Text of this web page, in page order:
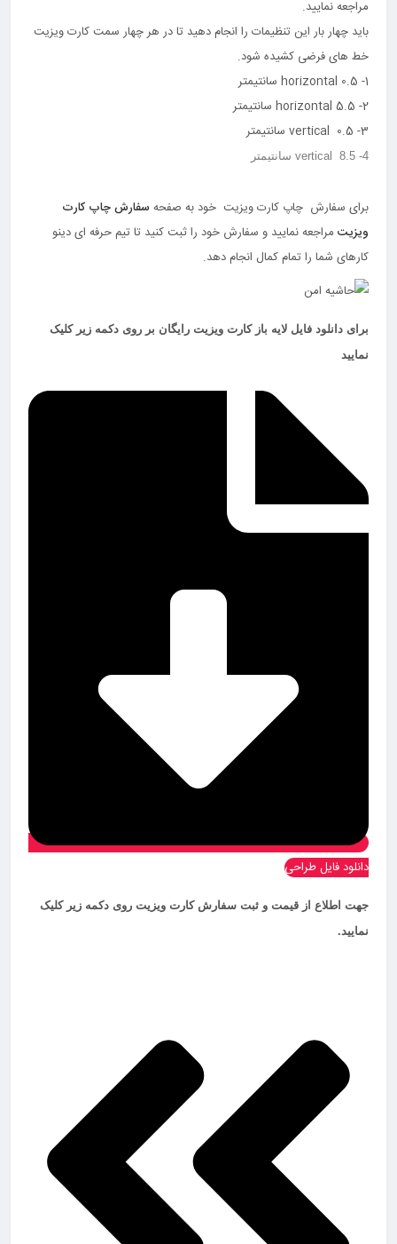
مراجعه نمایید.
باید چهار بار این تنظیمات را انجام دهید تا در هر چهار سمت کارت ویزیت
خط های فرضی کشیده شود.
1- horizontal 0.5 سانتیمتر
2- horizontal 5.5 سانتیمتر
3- vertical 0.5 سانتیمتر
4- vertical 8.5 سانتیمتر
برای سفارش چاپ کارت ویزیت خود به صفحه سفارش چاپ کارت
ویزیت مراجعه نمایید و سفارش خود را ثبت کنید تا تیم حرفه ای دینو
کارهای شما را تمام کمال انجام دهد.
برای دانلود فایل لایه باز کارت ویزیت رایگان بر روی دکمه زیر کلیک
نمایید
دانلود فایل طراحی
جهت اطلاع از قیمت و ثبت سفارش کارت ویزیت روی دکمه زیر کلیک
نمایید.